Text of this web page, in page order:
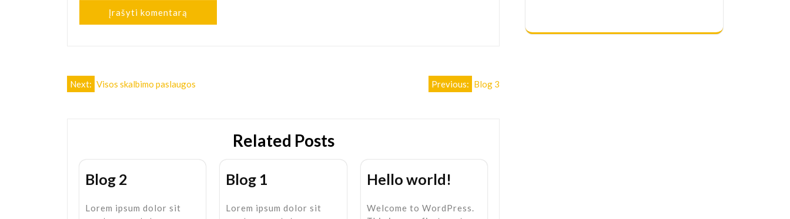
Navigacija
Previous: Blog 3
Next: Visos skalbimo paslaugos
Related Posts
Blog 2
Lorem ipsum dolor sit
Blog 1
Lorem ipsum dolor sit
Hello world!
Welcome to WordPress.